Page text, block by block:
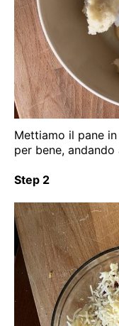
Mettiamo il pane
per bene,
Step 2